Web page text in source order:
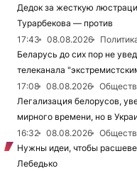
Дедок за жесткую
Турарбекова — против
17:43
08.08.2026
Беларусь до сих пор не
телеканала
17:08
08.08.2026
Легализация белорусов,
мирного времени, но в
16:32
08.08.2026
Нужны идеи, чтобы
Лебедько